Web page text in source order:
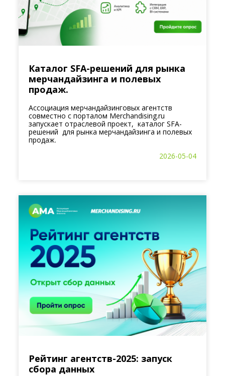
Каталог SFA-решений для рынка
мерчандайзинга и полевых
продаж.
Ассоциация мерчандайзинговых агентств
совместно с порталом Merchandising.ru
запускает отраслевой проект, каталог SFA-
решений для рынка мерчандайзинга и полевых
продаж.
2026-05-04
Рейтинг агентств-2025: запуск
сбора данных